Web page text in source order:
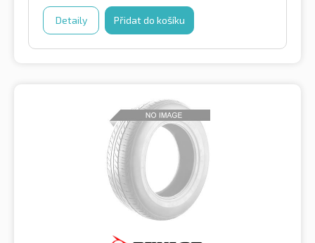
Detaily Přidat do košíku